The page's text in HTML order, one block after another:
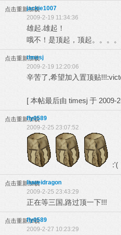
点击重新加载jackie1007
2009-2-19 11:34:36
雄起.雄起！
哦不！是顶起，顶起。。。。
点击重新加载
timesj
2009-2-19 12:20:06
辛苦了,希望加入置顶贴
[ 本帖最后由 timesj 于 2009-
点击重新加载
fly0589
2009-2-25 23:07:52
:'(
点击重新加载liuweidragon
2009-2-25 23:43:29
正在等三国,路过顶一下!!!
点击重新加载
fly0589
2009-2-27 10:23:29